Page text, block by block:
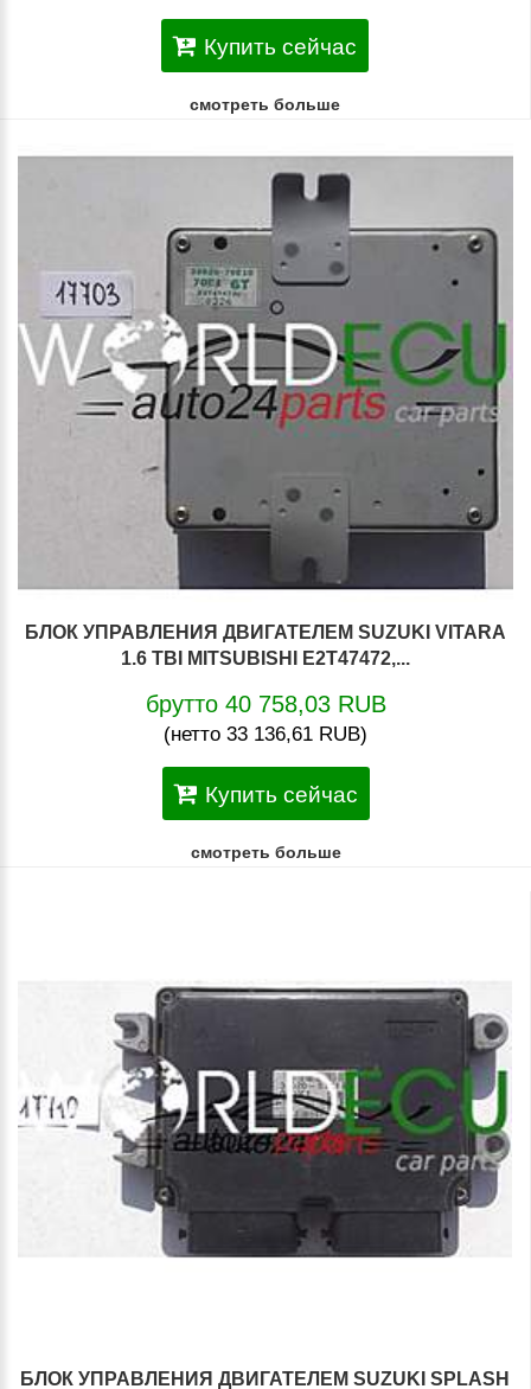
Купить сейчас
смотреть больше
БЛОК УПРАВЛЕНИЯ ДВИГАТЕЛЕМ SUZUKI VITARA
1.6 TBI MITSUBISHI E2T47472,...
брутто 40 758,03 RUB
(нетто 33 136,61 RUB)
Купить сейчас
смотреть больше
БЛОК УПРАВЛЕНИЯ ДВИГАТЕЛЕМ SUZUKI SPLASH